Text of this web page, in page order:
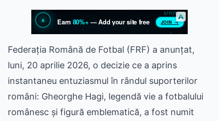
Federația Română de Fotbal (FRF) a anunțat,
luni, 20 aprilie 2026, o decizie ce a aprins
instantaneu entuziasmul în rândul suporterilor
români: Gheorghe Hagi, legendă vie a fotbalului
românesc și figură emblematică, a fost numit